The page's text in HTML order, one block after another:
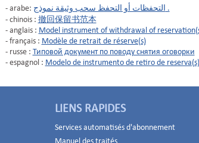
- arabe:
التحفظات أو التحفظ سحب وثيقة نموذج .
- chinois : 撤回保留书范本
- anglais : Model instrument of withdrawal of
- français : Modèle de retrait de réserve(s)
- russe : Типовой документ по поводу снятия оговорки
- espagnol : Modelo de instrumento de retiro de reserva(s)
LIENS RAPIDES
Services automatisés d'abonnement